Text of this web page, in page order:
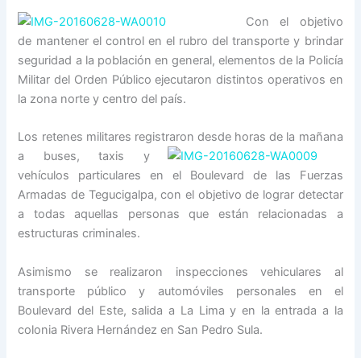
Con el objetivo
de mantener el control en el rubro del transporte y brindar
seguridad a la población en general, elementos de la Policía
Militar del Orden Público ejecutaron distintos operativos en
la zona norte y centro del país.
Los retenes militares registraron desde horas de la mañana
a buses, taxis y
vehículos particulares en el Boulevard de las Fuerzas
Armadas de Tegucigalpa, con el objetivo de lograr detectar
a todas aquellas personas que están relacionadas a
estructuras criminales.
Asimismo se realizaron inspecciones vehiculares al
transporte público y automóviles personales en el
Boulevard del Este, salida a La Lima y en la entrada a la
colonia Rivera Hernández en San Pedro Sula.